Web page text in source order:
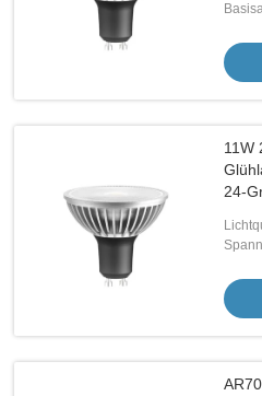
11W
24-